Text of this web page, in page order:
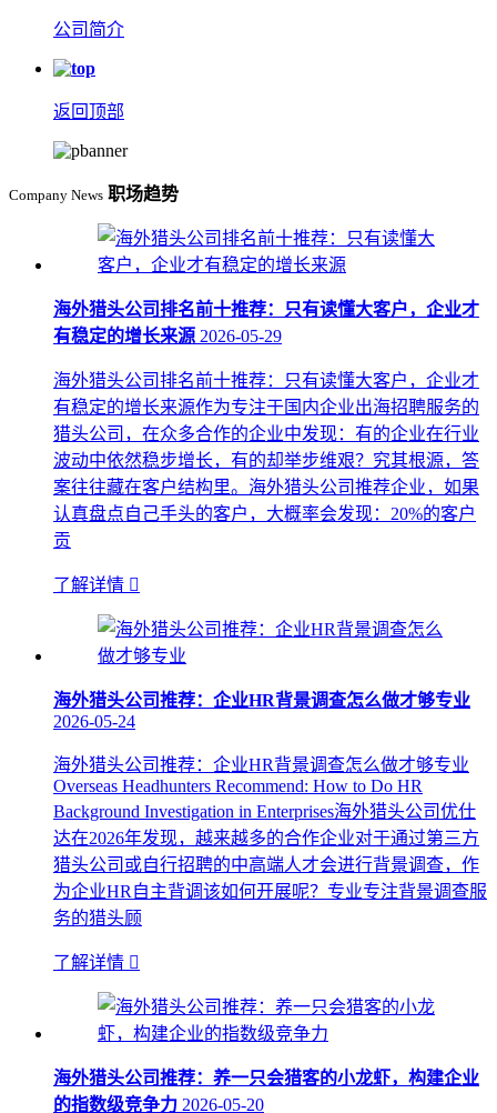
公司简介
返回顶部
Company News 职场趋势
海外猎头公司排名前十推荐：只有读懂大客户，企业才
有稳定的增长来源 2026-05-29
海外猎头公司排名前十推荐：只有读懂大客户，企业才
有稳定的增长来源作为专注于国内企业出海招聘服务的
猎头公司，在众多合作的企业中发现：有的企业在行业
波动中依然稳步增长，有的却举步维艰？究其根源，答
案往往藏在客户结构里。海外猎头公司推荐企业，如果
认真盘点自己手头的客户，大概率会发现：20%的客户
贡
了解详情 
海外猎头公司推荐：企业HR背景调查怎么做才够专业
2026-05-24
海外猎头公司推荐：企业HR背景调查怎么做才够专业
Overseas Headhunters Recommend: How to Do HR
Background Investigation in Enterprises海外猎头公司优仕
达在2026年发现，越来越多的合作企业对于通过第三方
猎头公司或自行招聘的中高端人才会进行背景调查，作
为企业HR自主背调该如何开展呢？专业专注背景调查服
务的猎头顾
了解详情 
海外猎头公司推荐：养一只会猎客的小龙虾，构建企业
的指数级竞争力 2026-05-20